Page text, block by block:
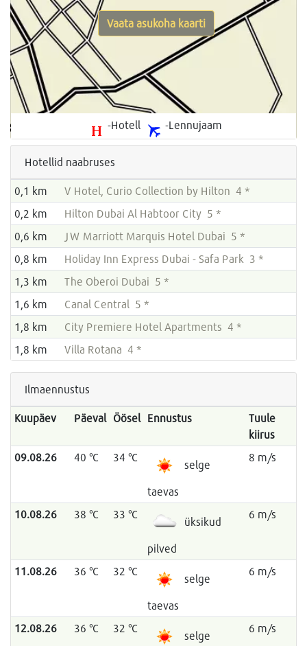
-Hotell -Lennujaam
Vaata asukoha kaarti
Hotellid naabruses
0,1 km
V Hotel, Curio Collection by Hilton 4 *
0,2 km
Hilton Dubai Al Habtoor City 5 *
0,6 km
JW Marriott Marquis Hotel Dubai 5 *
0,8 km
Holiday Inn Express Dubai - Safa Park 3 *
1,3 km
The Oberoi Dubai 5 *
1,6 km
Canal Central 5 *
1,8 km
City Premiere Hotel Apartments 4 *
1,8 km
Villa Rotana 4 *
Ilmaennustus
Kuupäev Päeval Öösel Ennustus
Tuule
kiirus
09.08.26
40 °C 34 °C
selge
taevas
8 m/s
10.08.26 38 °C 33 °C
üksikud
pilved
6 m/s
11.08.26 36 °C 32 °C
selge
taevas
6 m/s
12.08.26 36 °C 32 °C
selge
6 m/s